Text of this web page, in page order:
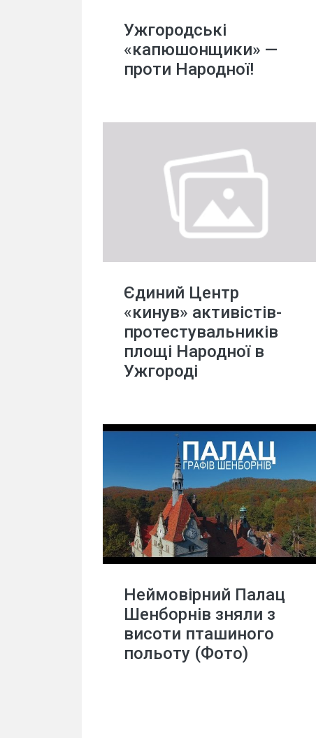
Ужгородські
«капюшонщики» —
проти Народної!
Єдиний Центр
«кинув» активістів-
протестувальників
площі Народної в
Ужгороді
Неймовірний Палац
Шенборнів зняли з
висоти пташиного
польоту (Фото)